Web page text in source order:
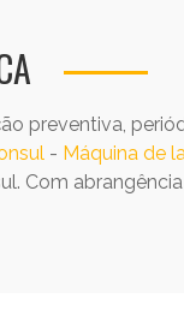
preventiva,
- Máquina de
Com